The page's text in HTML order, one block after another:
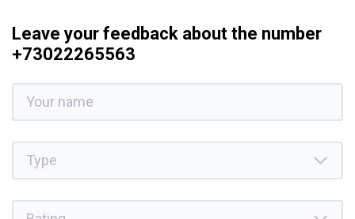
Leave your feedback about the number
+73022265563